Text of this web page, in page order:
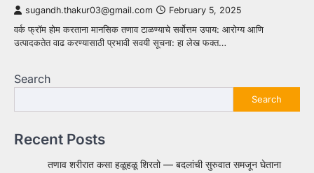
sugandh.thakur03@gmail.com February 5, 2025
वर्क फ्रॉम होम करताना मानसिक तणाव टाळण्याचे सर्वोत्तम उपाय: आरोग्य आणि
उत्पादकतेत वाढ करण्यासाठी प्रभावी सवयी सूचना: हा लेख फक्त…
Search
Search
Recent Posts
तणाव शरीरात कसा हळूहळू शिरतो — बदलांची सुरुवात समजून घेताना